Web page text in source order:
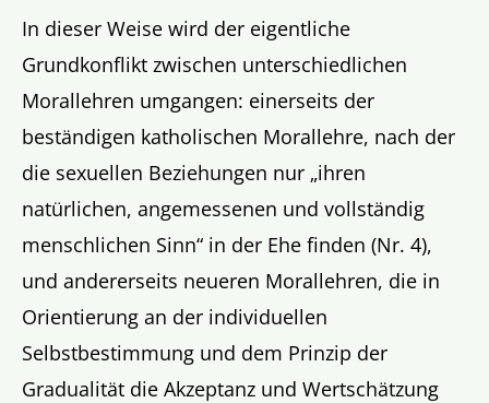
In dieser Weise wird der eigentliche
Grundkonflikt zwischen unterschiedlichen
Morallehren umgangen: einerseits der
beständigen katholischen Morallehre, nach der
die sexuellen Beziehungen nur „ihren
natürlichen, angemessenen und vollständig
menschlichen Sinn“ in der Ehe finden (Nr. 4),
und andererseits neueren Morallehren, die in
Orientierung an der individuellen
Selbstbestimmung und dem Prinzip der
Gradualität die Akzeptanz und Wertschätzung